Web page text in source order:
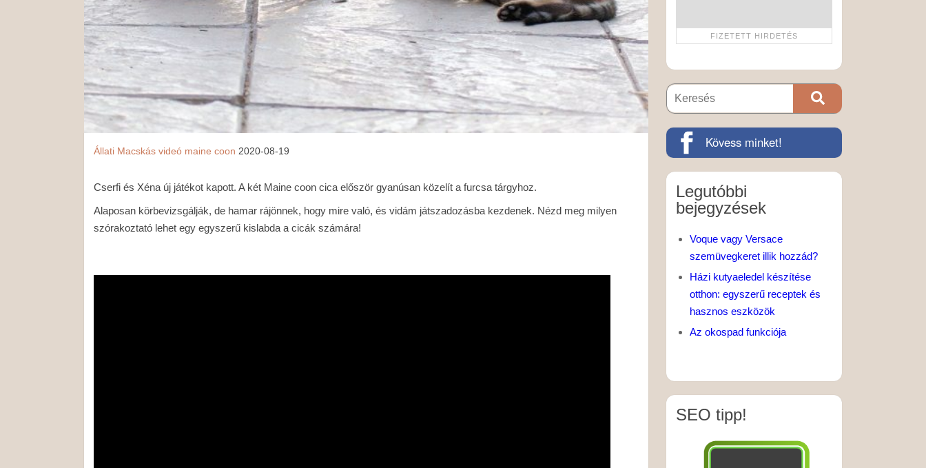
Állati Macskás videó maine coon 2020-08-19
Cserfi és Xéna új játékot kapott. A két Maine coon cica először gyanúsan közelít a furcsa tárgyhoz.
Alaposan körbevizsgálják, de hamar rájönnek, hogy mire való, és vidám játszadozásba kezdenek. Nézd meg milyen
szórakoztató lehet egy egyszerű kislabda a cicák számára!
Kövess minket!
Legutóbbi
bejegyzések
Voque vagy Versace
szemüvegkeret illik hozzád?
Házi kutyaeledel készítése
otthon: egyszerű receptek és
hasznos eszközök
Az okospad funkciója
SEO tipp!